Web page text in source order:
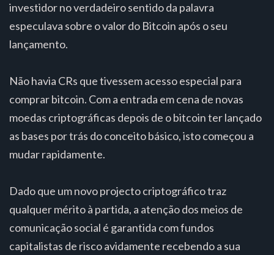
investidor no verdadeiro sentido da palavra
especulava sobre o valor do Bitcoin após o seu
lançamento.
Não havia CRs que tivessem acesso especial para
comprar bitcoin. Com a entrada em cena de novas
moedas criptográficas depois de o bitcoin ter lançado
as bases por trás do conceito básico, isto começou a
mudar rapidamente.
Dado que um novo projecto criptográfico traz
qualquer mérito à partida, a atenção dos meios de
comunicação social é garantida com fundos
capitalistas de risco avidamente recebendo a sua